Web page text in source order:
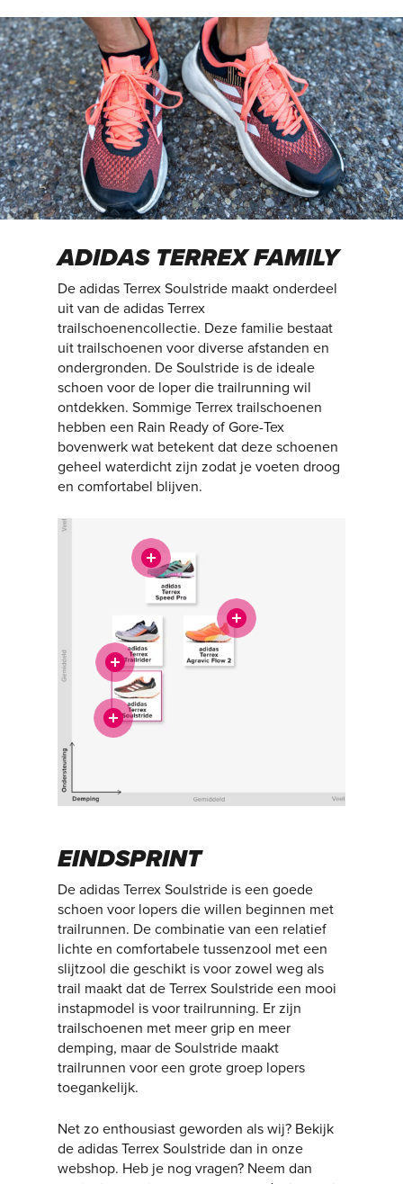
ADIDAS TERREX FAMILY
De adidas Terrex Soulstride maakt onderdeel
uit van de adidas Terrex
trailschoenencollectie. Deze familie bestaat
uit trailschoenen voor diverse afstanden en
ondergronden. De Soulstride is de ideale
schoen voor de loper die trailrunning wil
ontdekken. Sommige Terrex trailschoenen
hebben een Rain Ready of Gore-Tex
bovenwerk wat betekent dat deze schoenen
geheel waterdicht zijn zodat je voeten droog
en comfortabel blijven.
EINDSPRINT
De adidas Terrex Soulstride is een goede
schoen voor lopers die willen beginnen met
trailrunnen. De combinatie van een relatief
lichte en comfortabele tussenzool met een
slijtzool die geschikt is voor zowel weg als
trail maakt dat de Terrex Soulstride een mooi
instapmodel is voor trailrunning. Er zijn
trailschoenen met meer grip en meer
demping, maar de Soulstride maakt
trailrunnen voor een grote groep lopers
toegankelijk.
Net zo enthousiast geworden als wij? Bekijk
de adidas Terrex Soulstride dan in onze
webshop. Heb je nog vragen? Neem dan